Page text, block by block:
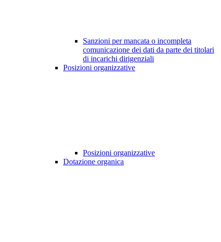
Sanzioni per mancata o incompleta
comunicazione dei dati da parte dei titolari
di incarichi dirigenziali
Posizioni organizzative
Posizioni organizzative
Dotazione organica